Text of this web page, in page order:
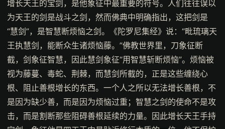
增长天王的宝剑，是他象征中最重要的符号。人们往往误以
为天王的剑是战斗之剑，然而佛典中明确指出，这把剑是
“慧剑”，是智慧断烦恼之剑。《陀罗尼集经》说：“毗琉璃天
王执慧剑，能断众生诸烦恼藤。”佛教世界里，刀象征断
截，剑象征智慧，因此慧剑象征“用智慧斩断烦恼”。烦恼被
视为藤蔓、毒蛇、荆棘，而慧剑所截的，正是这些缠绕心
根、阻止善根增长的东西。一个人之所以无法增长善根，不
是因为缺少善，而是因为烦恼过重；智慧之剑的使命不是攻
击，而是割断那些阻碍善根延续的力量。因此增长天王手持